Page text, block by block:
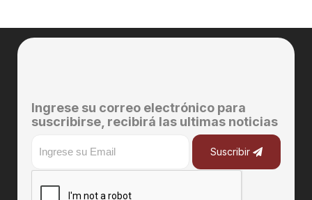
Ingrese su correo electrónico para
suscribirse, recibirá las ultimas noticias
Suscribir